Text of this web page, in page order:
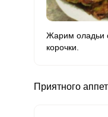
Жарим оладьи
корочки.
Приятного